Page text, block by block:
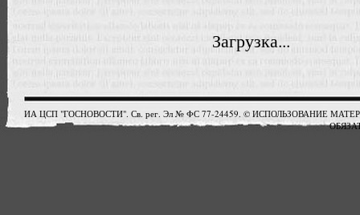
Загрузка...
ИА ЦСП "ГОСНОВОСТИ". Св. рег. Эл № ФС 77-24459. © ИСПОЛЬЗОВАНИЕ